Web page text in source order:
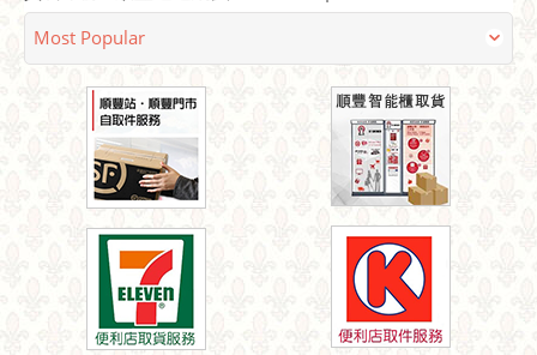
Most Popular